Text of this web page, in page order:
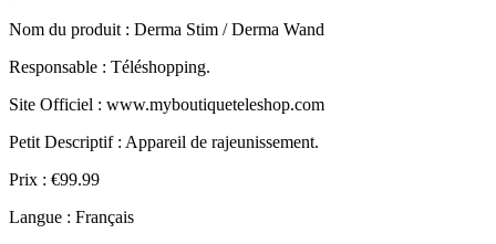
Nom du produit : Derma Stim / Derma Wand
Responsable : Téléshopping.
Site Officiel : www.myboutiqueteleshop.com
Petit Descriptif : Appareil de rajeunissement.
Prix : €99.99
Langue : Français